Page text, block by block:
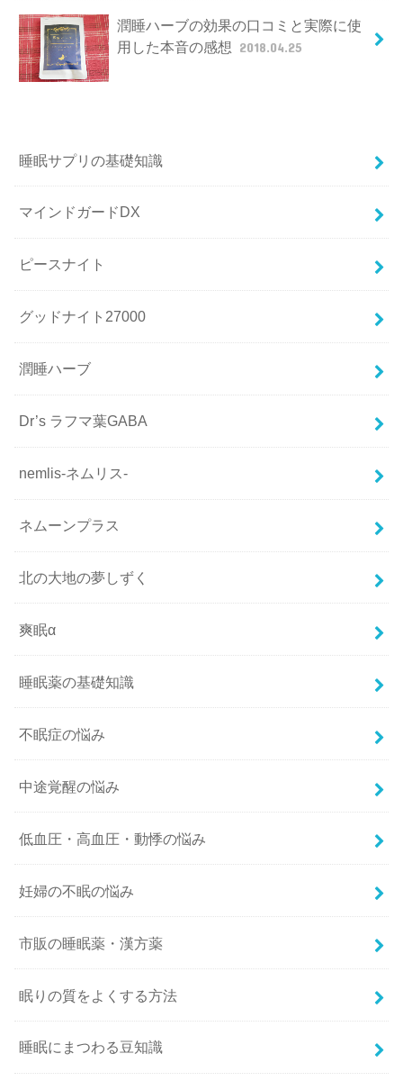
潤睡ハーブの効果の口コミと実際に使
用した本音の感想 2018.04.25
睡眠サプリの基礎知識
マインドガードDX
ピースナイト
グッドナイト27000
潤睡ハーブ
Dr’s ラフマ葉GABA
nemlis-ネムリス-
ネムーンプラス
北の大地の夢しずく
爽眠α
睡眠薬の基礎知識
不眠症の悩み
中途覚醒の悩み
低血圧・高血圧・動悸の悩み
妊婦の不眠の悩み
市販の睡眠薬・漢方薬
眠りの質をよくする方法
睡眠にまつわる豆知識